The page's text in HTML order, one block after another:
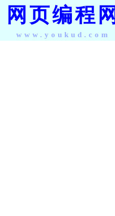
网页编程网
www.youkud.com